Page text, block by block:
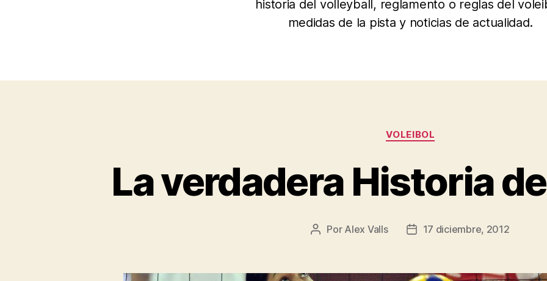
historia del volleyball, reglamento o reglas del
medidas de la pista y noticias de actualidad.
Categorías
VOLEIBOL
La verdadera Historia
Autor
entrada
Por Alex Valls
Fecha
entrada
17 diciembre, 2012